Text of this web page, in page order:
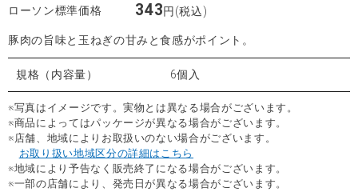
ローソン標準価格 343円(税込)
豚肉の旨味と玉ねぎの甘みと食感がポイント。
規格（内容量） 6個入
※写真はイメージです。実物とは異なる場合がございます。
※商品によってはパッケージが異なる場合がございます。
※店舗、地域によりお取扱いのない場合がございます。
お取り扱い地域区分の詳細はこちら
※地域により予告なく販売終了になる場合がございます。
※一部の店舗により、発売日が異なる場合がございます。